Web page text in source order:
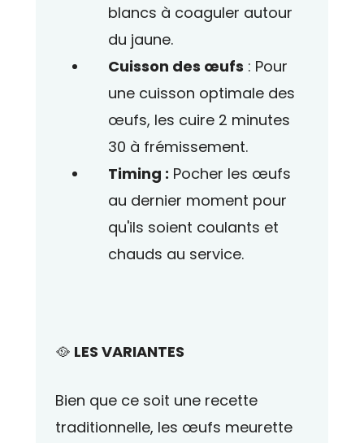
blancs à coaguler autour
du jaune.
Cuisson des œufs : Pour
une cuisson optimale des
œufs, les cuire 2 minutes
30 à frémissement.
Timing : Pocher les œufs
au dernier moment pour
qu'ils soient coulants et
chauds au service.
🥘 LES VARIANTES
Bien que ce soit une recette
traditionnelle, les œufs meurette